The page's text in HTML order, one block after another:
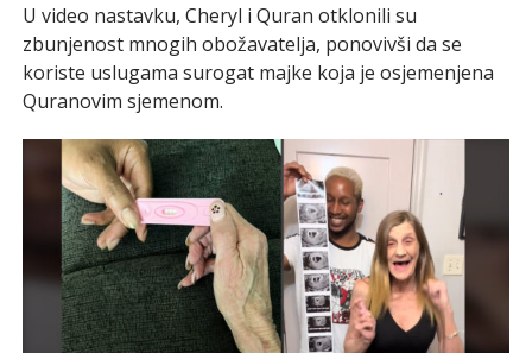
U video nastavku, Cheryl i Quran otklonili su
zbunjenost mnogih obožavatelja, ponovivši da se
koriste uslugama surogat majke koja je osjemenjena
Quranovim sjemenom.